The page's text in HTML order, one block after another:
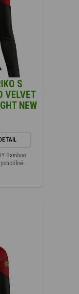
S
VELVET
NEW
DETAIL
Bamboo